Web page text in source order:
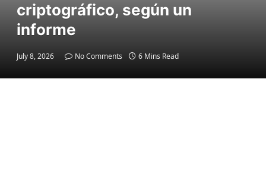
criptográfico, según un
informe
July 8, 2026 No Comments 6 Mins Read